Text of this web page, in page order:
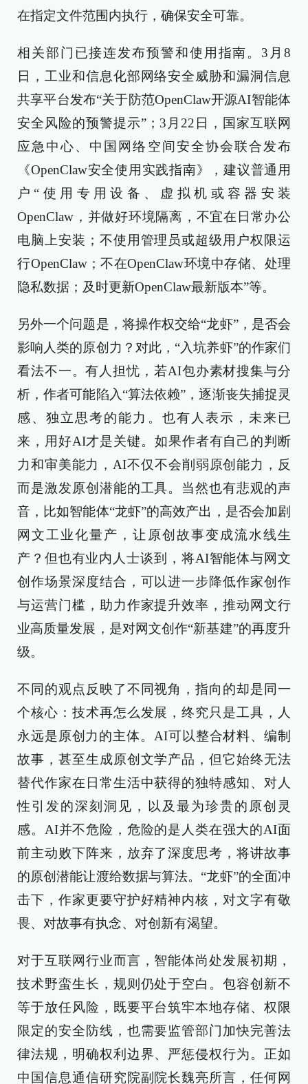
在指定文件范围内执行，确保安全可靠。
相关部门已接连发布预警和使用指南。3月8
日，工业和信息化部网络安全威胁和漏洞信息
共享平台发布“关于防范OpenClaw开源AI智能体
安全风险的预警提示”；3月22日，国家互联网
应急中心、中国网络空间安全协会联合发布
《OpenClaw安全使用实践指南》，建议普通用
户“使用专用设备、虚拟机或容器安装
OpenClaw，并做好环境隔离，不宜在日常办公
电脑上安装；不使用管理员或超级用户权限运
行OpenClaw；不在OpenClaw环境中存储、处理
隐私数据；及时更新OpenClaw最新版本”等。
另外一个问题是，将操作权交给“龙虾”，是否会
影响人类的原创力？对此，“入坑养虾”的作家们
看法不一。有人担忧，若AI包办素材搜集与分
析，作者可能陷入“算法依赖”，逐渐丧失捕捉灵
感、独立思考的能力。也有人表示，未来已
来，用好AI才是关键。如果作者有自己的判断
力和审美能力，AI不仅不会削弱原创能力，反
而是激发原创潜能的工具。当然也有悲观的声
音，比如智能体“龙虾”的高效产出，是否会加剧
网文工业化量产，让原创故事变成流水线生
产？但也有业内人士谈到，将AI智能体与网文
创作场景深度结合，可以进一步降低作家创作
与运营门槛，助力作家提升效率，推动网文行
业高质量发展，是对网文创作“新基建”的再度升
级。
不同的观点反映了不同视角，指向的却是同一
个核心：技术再怎么发展，终究只是工具，人
永远是原创力的主体。AI可以整合材料、编制
故事，甚至生成原创文学产品，但它始终无法
替代作家在日常生活中获得的独特感知、对人
性引发的深刻洞见，以及最为珍贵的原创灵
感。AI并不危险，危险的是人类在强大的AI面
前主动败下阵来，放弃了深度思考，将讲故事
的原创潜能让渡给数据与算法。“龙虾”的全面冲
击下，作家更要守护好精神内核，对文字有敬
畏、对故事有执念、对创新有渴望。
对于互联网行业而言，智能体尚处发展初期，
技术野蛮生长，规则仍处于空白。包容创新不
等于放任风险，既要平台筑牢本地存储、权限
限定的安全防线，也需要监管部门加快完善法
律法规，明确权利边界、严惩侵权行为。正如
中国信息通信研究院副院长魏亮所言，任何网